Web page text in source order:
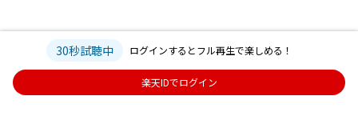
30秒試聴中 ログインするとフル再生で楽しめる！
楽天IDでログイン